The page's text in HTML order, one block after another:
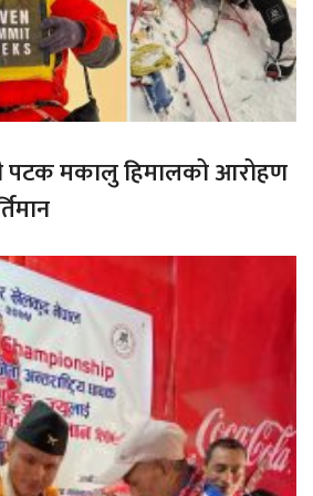
पटक मकालु हिमालको आरोहण